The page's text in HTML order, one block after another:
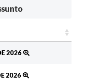
2026
2026